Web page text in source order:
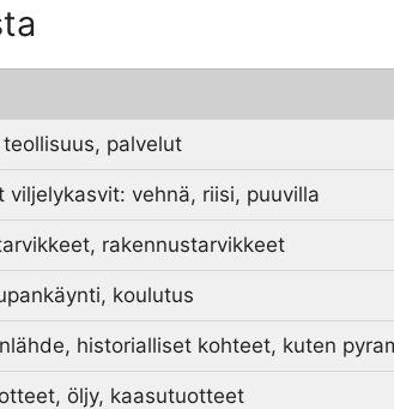
palvelut
viljelykasvit: vehnä, riisi, puuvilla
rakennustarvikkeet
koulutus
historialliset kohteet, kuten
öljy, kaasutuotteet